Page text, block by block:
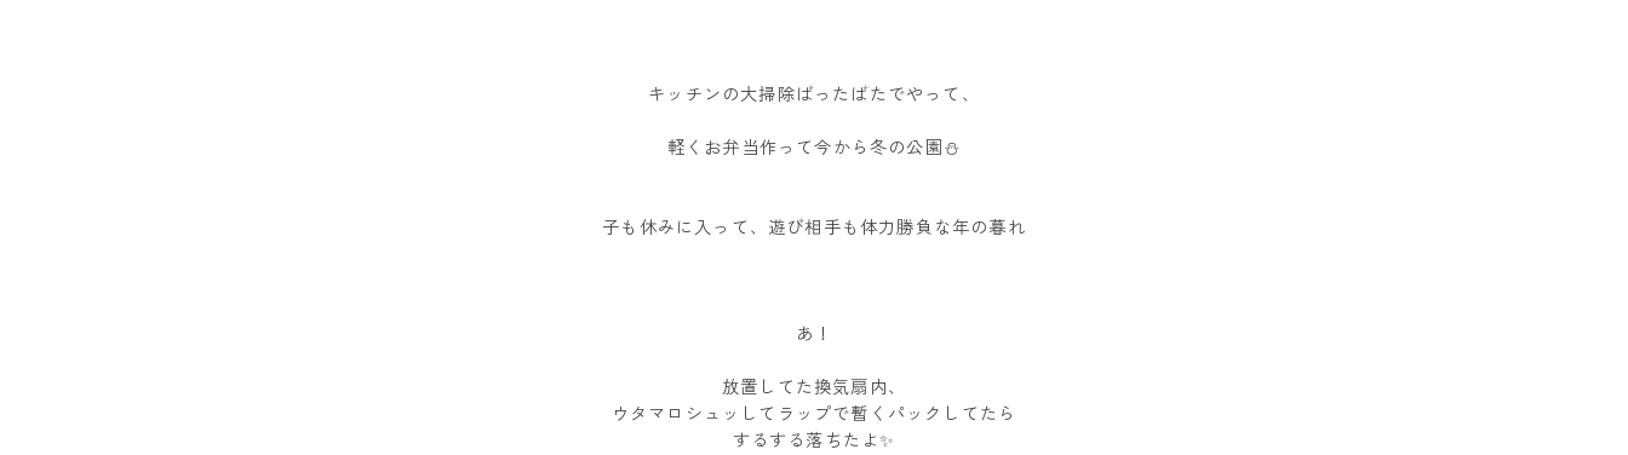
キッチンの大掃除ばったばたでやって、
軽くお弁当作って今から冬の公園⛄️
子も休みに入って、遊び相手も体力勝負な年の暮れ
あ！
放置してた換気扇内、
ウタマロシュッしてラップで暫くパックしてたら
するする落ちたよ✨